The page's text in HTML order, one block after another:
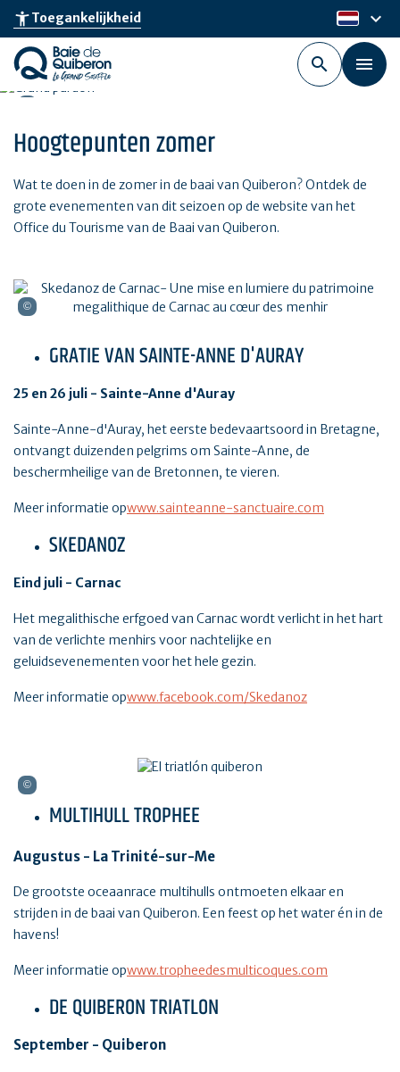
Skip
main
content
accessibility_newToegankelijkheid nl
keyboard_arrow_down
Hoogtepunten zomer
Wat te doen in de zomer in de baai van Quiberon? Ontdek de
grote evenementen van dit seizoen op de website van het
Office du Tourisme van de Baai van Quiberon.
GRATIE VAN SAINTE-ANNE D'AURAY
25 en 26 juli - Sainte-Anne d'Auray
Sainte-Anne-d'Auray, het eerste bedevaartsoord in Bretagne,
ontvangt duizenden pelgrims om Sainte-Anne, de
beschermheilige van de Bretonnen, te vieren.
Meer informatie opwww.sainteanne-sanctuaire.com
SKEDANOZ
Eind juli - Carnac
Het megalithische erfgoed van Carnac wordt verlicht in het hart
van de verlichte menhirs voor nachtelijke en
geluidsevenementen voor het hele gezin.
Meer informatie opwww.facebook.com/Skedanoz
MULTIHULL TROPHEE
Augustus - La Trinité-sur-Me
De grootste oceaanrace multihulls ontmoeten elkaar en
strijden in de baai van Quiberon. Een feest op het water én in de
havens!
Meer informatie opwww.tropheedesmulticoques.com
DE QUIBERON TRIATLON
September - Quiberon